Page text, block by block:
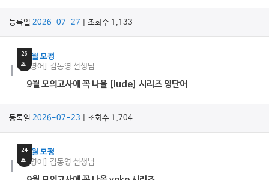
등록일 2026-07-27 | 조회수 1,133
26
초
9월 모평
[영어] 김동영 선생님
9월 모의고사에 꼭 나올 [lude] 시리즈 영단어
등록일 2026-07-23 | 조회수 1,704
24
초
9월 모평
[영어] 김동영 선생님